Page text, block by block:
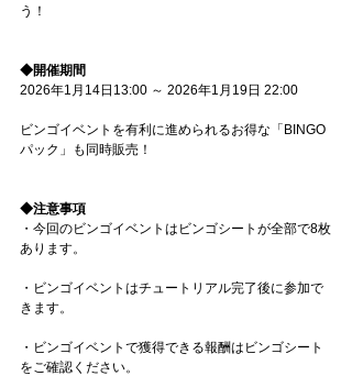
う！
◆開催期間
2026年1月14日13:00 ～ 2026年1月19日 22:00
ビンゴイベントを有利に進められるお得な「BINGO
パック」も同時販売！
◆注意事項
・今回のビンゴイベントはビンゴシートが全部で8枚
あります。
・ビンゴイベントはチュートリアル完了後に参加で
きます。
・ビンゴイベントで獲得できる報酬はビンゴシート
をご確認ください。